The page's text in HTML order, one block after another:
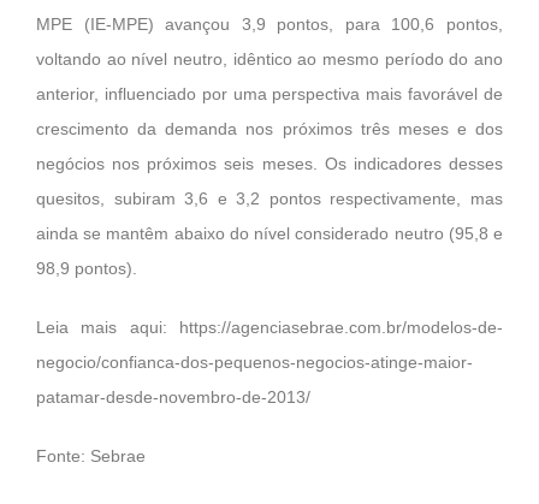
MPE (IE-MPE) avançou 3,9 pontos, para 100,6 pontos,
voltando ao nível neutro, idêntico ao mesmo período do ano
anterior, influenciado por uma perspectiva mais favorável de
crescimento da demanda nos próximos três meses e dos
negócios nos próximos seis meses. Os indicadores desses
quesitos, subiram 3,6 e 3,2 pontos respectivamente, mas
ainda se mantêm abaixo do nível considerado neutro (95,8 e
98,9 pontos).
Leia mais aqui: https://agenciasebrae.com.br/modelos-de-
negocio/confianca-dos-pequenos-negocios-atinge-maior-
patamar-desde-novembro-de-2013/
Fonte: Sebrae